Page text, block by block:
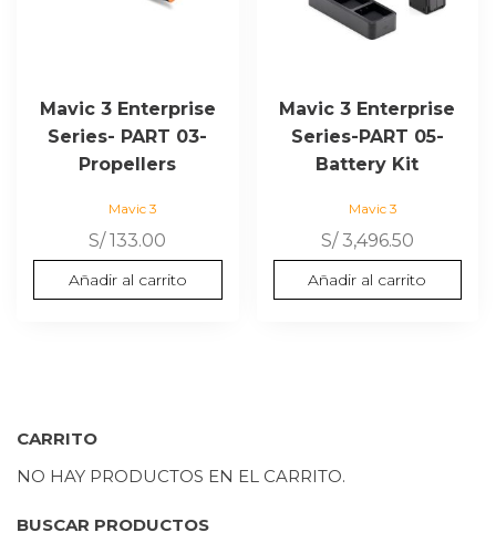
Mavic 3 Enterprise
Series- PART 03-
Propellers
Mavic 3
S/133.00
Añadir al carrito
Mavic 3 Enterprise
Series-PART 05-
Battery Kit
Mavic 3
S/3,496.50
Añadir al carrito
CARRITO
NO HAY PRODUCTOS EN EL CARRITO.
BUSCAR PRODUCTOS